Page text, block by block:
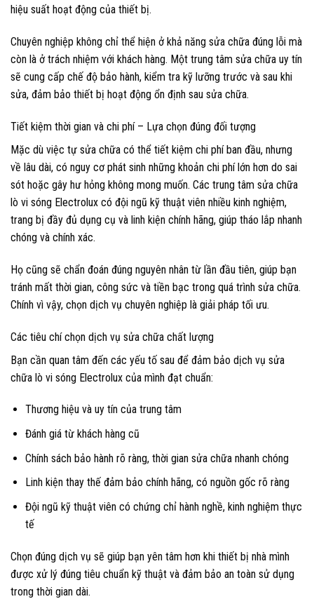
hiệu suất hoạt động của thiết bị.
Chuyên nghiệp không chỉ thể hiện ở khả năng sửa chữa đúng lỗi mà
còn là ở trách nhiệm với khách hàng. Một trung tâm sửa chữa uy tín
sẽ cung cấp chế độ bảo hành, kiểm tra kỹ lưỡng trước và sau khi
sửa, đảm bảo thiết bị hoạt động ổn định sau sửa chữa.
Tiết kiệm thời gian và chi phí – Lựa chọn đúng đối tượng
Mặc dù việc tự sửa chữa có thể tiết kiệm chi phí ban đầu, nhưng
về lâu dài, có nguy cơ phát sinh những khoản chi phí lớn hơn do sai
sót hoặc gây hư hỏng không mong muốn. Các trung tâm sửa chữa
lò vi sóng Electrolux có đội ngũ kỹ thuật viên nhiều kinh nghiệm,
trang bị đầy đủ dụng cụ và linh kiện chính hãng, giúp tháo lắp nhanh
chóng và chính xác.
Họ cũng sẽ chẩn đoán đúng nguyên nhân từ lần đầu tiên, giúp bạn
tránh mất thời gian, công sức và tiền bạc trong quá trình sửa chữa.
Chính vì vậy, chọn dịch vụ chuyên nghiệp là giải pháp tối ưu.
Các tiêu chí chọn dịch vụ sửa chữa chất lượng
Bạn cần quan tâm đến các yếu tố sau để đảm bảo dịch vụ sửa
chữa lò vi sóng Electrolux của mình đạt chuẩn:
Thương hiệu và uy tín của trung tâm
Đánh giá từ khách hàng cũ
Chính sách bảo hành rõ ràng, thời gian sửa chữa nhanh chóng
Linh kiện thay thế đảm bảo chính hãng, có nguồn gốc rõ ràng
Đội ngũ kỹ thuật viên có chứng chỉ hành nghề, kinh nghiệm thực
tế
Chọn đúng dịch vụ sẽ giúp bạn yên tâm hơn khi thiết bị nhà mình
được xử lý đúng tiêu chuẩn kỹ thuật và đảm bảo an toàn sử dụng
trong thời gian dài.